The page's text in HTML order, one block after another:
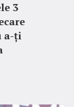
3
a-ți